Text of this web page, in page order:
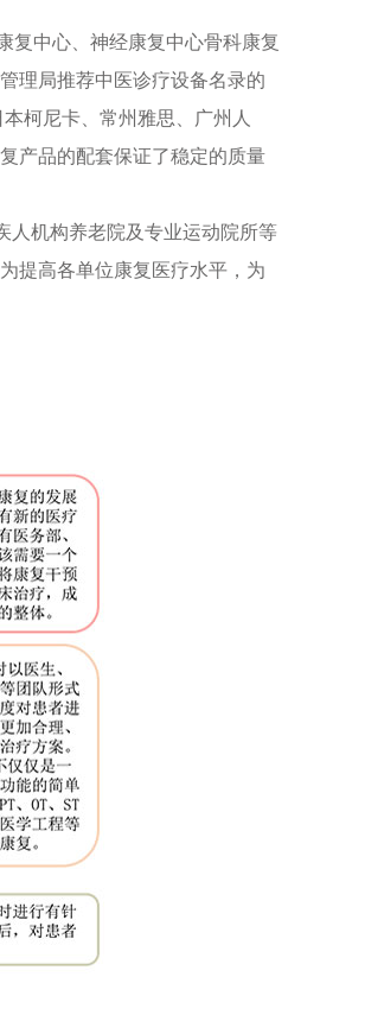
中心、神经康复中心骨科康复
理局推荐中医诊疗设备名录的
柯尼卡、常州雅思、广州人
产品的配套保证了稳定的质量
机构养老院及专业运动院所等
提高各单位康复医疗水平，为